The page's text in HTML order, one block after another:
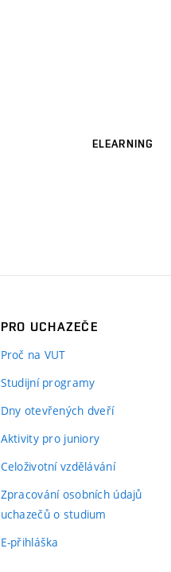
ELEARNING
PRO UCHAZEČE
Proč na VUT
Studijní programy
Dny otevřených dveří
Aktivity pro juniory
Celoživotní vzdělávání
Zpracování osobních údajů
uchazečů o studium
E-přihláška